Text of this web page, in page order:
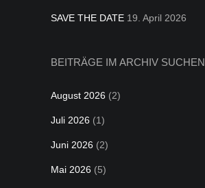
SAVE THE DATE 19. April 2026
BEITRÄGE IM ARCHIV SUCHEN
August 2026 (2)
Juli 2026 (1)
Juni 2026 (2)
Mai 2026 (5)